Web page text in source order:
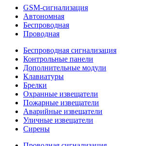
GSM-сигнализация
Автономная
Беспроводная
Проводная
Беспроводная сигнализация
Контрольные панели
Дополнительные модули
Клавиатуры
Брелки
Охранные извещатели
Пожарные извещатели
Аварийные извещатели
Уличные извещатели
Сирены